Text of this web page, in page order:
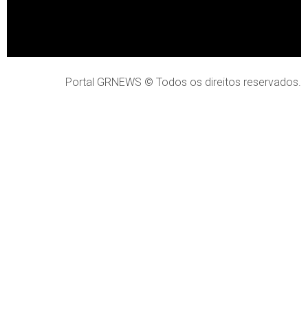
Portal GRNEWS © Todos os direitos reservados.